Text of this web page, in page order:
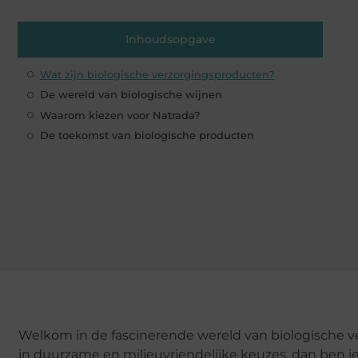
Inhoudsopgave
Wat zijn biologische verzorgingsproducten?
De wereld van biologische wijnen
Waarom kiezen voor Natrada?
De toekomst van biologische producten
Welkom in de fascinerende wereld van biologische
in duurzame en milieuvriendelijke keuzes, dan ben